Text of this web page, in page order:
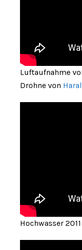
Luftaufnahme
Drohne von
Hochwasser